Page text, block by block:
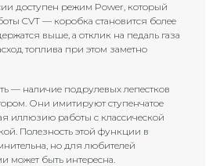
доступен режим Power, который
CVT — коробка становится более
выше, а отклик на педаль газа
топлива при этом заметно
— наличие подрулевых лепестков
Они имитируют ступенчатое
иллюзию работы с классической
Полезность этой функции в
но для любителей
может быть интересна.